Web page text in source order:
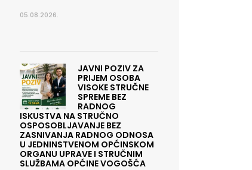
05.08.2026.
JAVNI POZIV ZA
PRIJEM OSOBA
VISOKE STRUČNE
SPREME BEZ
RADNOG
ISKUSTVA NA STRUČNO
OSPOSOBLJAVANJE BEZ
ZASNIVANJA RADNOG ODNOSA
U JEDNINSTVENOM OPĆINSKOM
ORGANU UPRAVE I STRUČNIM
SLUŽBAMA OPĆINE VOGOŠĆA